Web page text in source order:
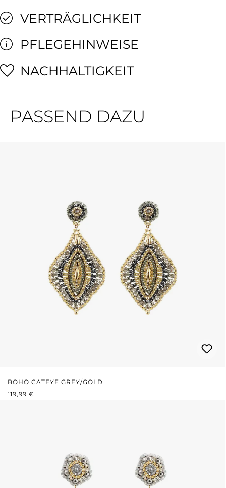
VERTRÄGLICHKEIT
PFLEGEHINWEISE
NACHHALTIGKEIT
PASSEND DAZU
BOHO CATEYE GREY/GOLD
REGULÄRER PREIS:
119,99 €